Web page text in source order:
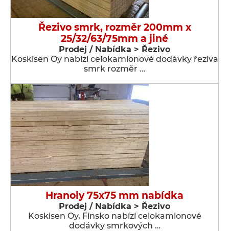
Řezivo smrk, rozměr 200mm x
25/32/63/75mm a jiné
Prodej / Nabídka > Řezivo
Koskisen Oy nabízí celokamionové dodávky řeziva
smrk rozměr …
Hranoly 75x75 mm nabídka
Prodej / Nabídka > Řezivo
Koskisen Oy, Finsko nabízí celokamionové
dodávky smrkových …